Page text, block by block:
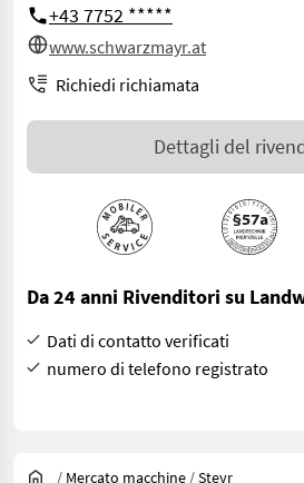
+43 7752 *****
www.schwarzmayr.at
Richiedi richiamata
Dettagli del
Da 24 anni Rivenditori su
Dati di contatto verificati
numero di telefono registrato
/ Mercato macchine /Steyr